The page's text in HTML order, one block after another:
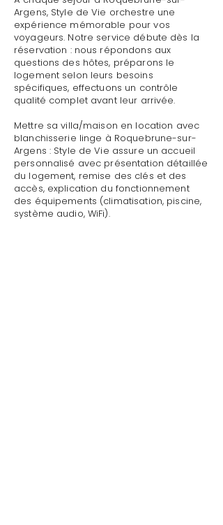
Argens, Style de Vie orchestre une
expérience mémorable pour vos
voyageurs. Notre service débute dès la
réservation : nous répondons aux
questions des hôtes, préparons le
logement selon leurs besoins
spécifiques, effectuons un contrôle
qualité complet avant leur arrivée.
Mettre sa villa/maison en location avec
blanchisserie linge à Roquebrune-sur-
Argens : Style de Vie assure un accueil
personnalisé avec présentation détaillée
du logement, remise des clés et des
accès, explication du fonctionnement
des équipements (climatisation, piscine,
système audio, WiFi).